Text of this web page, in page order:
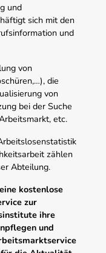
und
sich mit den
und
von
die
von
bei der Suche
etc.
zählen
Abteilung.
kostenlose
zur
ihre
und